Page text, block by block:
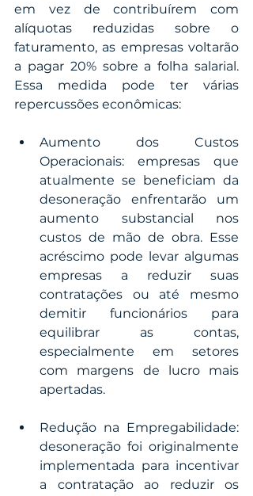
em vez de contribuírem com
alíquotas reduzidas sobre o
faturamento, as empresas voltarão
a pagar 20% sobre a folha salarial.
Essa medida pode ter várias
repercussões econômicas:
Aumento dos Custos
Operacionais: empresas que
atualmente se beneficiam da
desoneração enfrentarão um
aumento substancial nos
custos de mão de obra. Esse
acréscimo pode levar algumas
empresas a reduzir suas
contratações ou até mesmo
demitir funcionários para
equilibrar as contas,
especialmente em setores
com margens de lucro mais
apertadas.
Redução na Empregabilidade:
desoneração foi originalmente
implementada para incentivar
a contratação ao reduzir os